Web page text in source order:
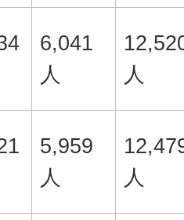
6,041
人
人
5,959
人
人